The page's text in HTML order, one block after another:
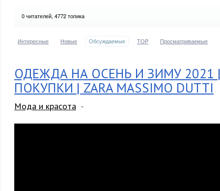
0читателей, 4772 топика
Интересные Новые Обсуждаемые TOP Просматриваемые
ОДЕЖДА НА ОСЕНЬ И ЗИМУ
ПОКУПКИ | ZARA MASSIMO DUTTI
Мода и красота